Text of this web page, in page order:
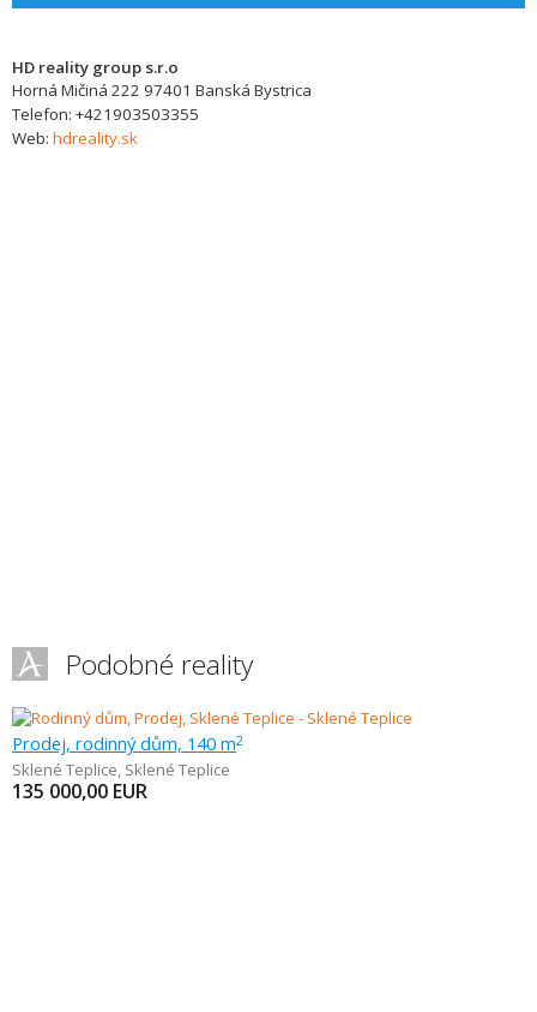
HD reality group s.r.o
Horná Mičiná 222 97401 Banská Bystrica
Telefon: +421903503355
Web: hdreality.sk
Podobné reality
Prodej, rodinný dům, 140 m2
Sklené Teplice, Sklené Teplice
135 000,00 EUR